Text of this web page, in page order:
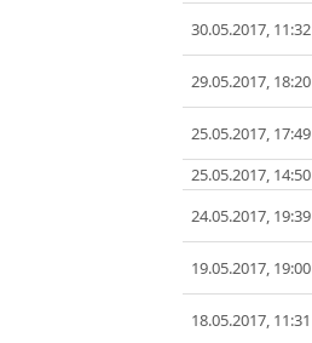
30.05.2017, 11:32
29.05.2017, 18:20
25.05.2017, 17:49
25.05.2017, 14:50
24.05.2017, 19:39
19.05.2017, 19:00
18.05.2017, 11:31